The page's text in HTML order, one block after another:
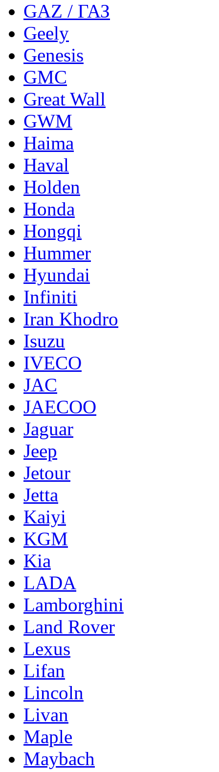
GAZ / ГАЗ
Geely
Genesis
GMC
Great Wall
GWM
Haima
Haval
Holden
Honda
Hongqi
Hummer
Hyundai
Infiniti
Iran Khodro
Isuzu
IVECO
JAC
JAECOO
Jaguar
Jeep
Jetour
Jetta
Kaiyi
KGM
Kia
LADA
Lamborghini
Land Rover
Lexus
Lifan
Lincoln
Livan
Maple
Maybach